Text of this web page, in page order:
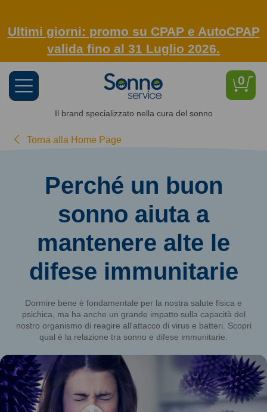
Ultimi giorni: promo su CPAP e AutoCPAP
valida fino al 31 Luglio 2026.
0
Toggle
navigation
Il brand specializzato nella cura del sonno
Torna alla Home Page
Perché un buon
sonno aiuta a
mantenere alte le
difese immunitarie
Dormire bene è fondamentale per la nostra salute fisica e
psichica, ma ha anche un grande impatto sulla capacità del
nostro organismo di reagire all'attacco di virus e batteri. Scopri
qual è la relazione tra sonno e difese immunitarie.